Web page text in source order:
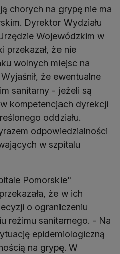
chorych na grypę nie ma
Dyrektor Wydziału
Wojewódzkim w
przekazał, że nie
wolnych miejsc na
że ewentualne
sanitarny - jeżeli są
kompetencjach dyrekcji
oddziału.
odpowiedzialności
w szpitalu
Pomorskie"
że w ich
o ograniczeniu
reżimu sanitarnego. - Na
epidemiologiczną
na grypę. W